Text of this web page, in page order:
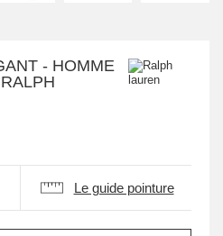
- HOMME
Le guide pointure